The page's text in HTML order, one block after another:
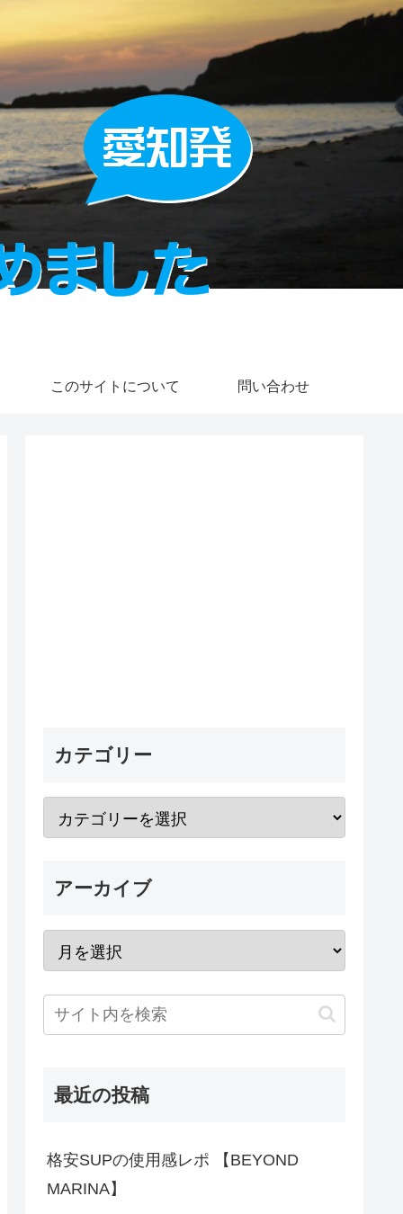
このサイトについて 問い合わせ
カテゴリー
アーカイブ
最近の投稿
格安SUPの使用感レポ 【BEYOND
MARINA】